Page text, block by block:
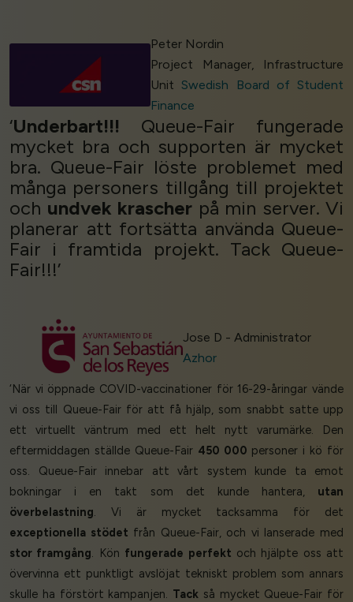
Peter Nordin
Project Manager, Infrastructure
Unit Swedish Board of Student
Finance
‘Underbart!!! Queue-Fair fungerade
mycket bra och supporten är mycket
bra. Queue-Fair löste problemet med
många personers tillgång till projektet
och undvek krascher på min server. Vi
planerar att fortsätta använda Queue-
Fair i framtida projekt. Tack Queue-
Fair!!!’
Jose D - Administrator
Azhor
‘När vi öppnade COVID-vaccinationer för 16-29-åringar vände
vi oss till Queue-Fair för att få hjälp, som snabbt satte upp
ett virtuellt väntrum med ett helt nytt varumärke. Den
eftermiddagen ställde Queue-Fair 450 000 personer i kö för
oss. Queue-Fair innebar att vårt system kunde ta emot
bokningar i en takt som det kunde hantera, utan
överbelastning. Vi är mycket tacksamma för det
exceptionella stödet från Queue-Fair, och vi lanserade med
stor framgång. Kön fungerade perfekt och hjälpte oss att
övervinna ett punktligt avslöjat tekniskt problem som annars
skulle ha förstört kampanjen. Tack så mycket Queue-Fair för